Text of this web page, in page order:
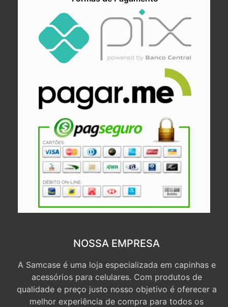
NOSSA EMPRESA
A Samcase é uma loja especializada em capinhas e
acessórios para celulares. Com produtos de
qualidade e preço justo nosso objetivo é oferecer a
melhor experiência de compra para todos os